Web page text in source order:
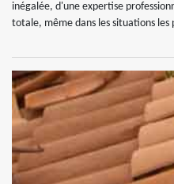
inégalée, d'une expertise
totale, même dans les situations les